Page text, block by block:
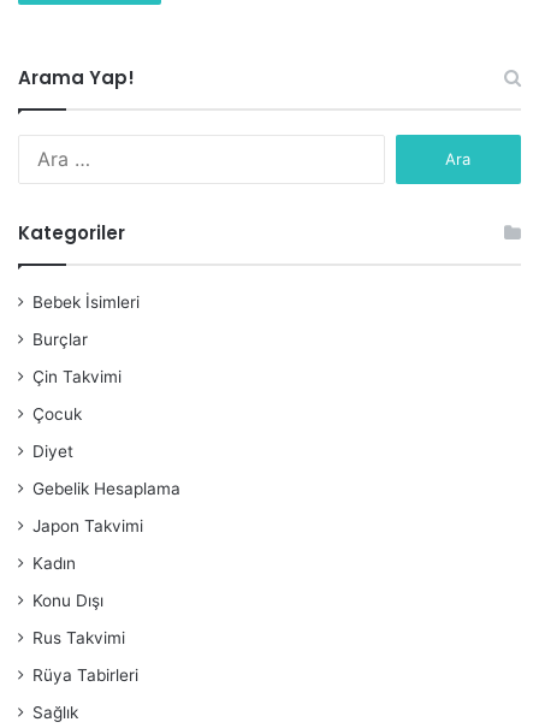
Arama Yap!
Kategoriler
Bebek İsimleri
Burçlar
Çin Takvimi
Çocuk
Diyet
Gebelik Hesaplama
Japon Takvimi
Kadın
Konu Dışı
Rus Takvimi
Rüya Tabirleri
Sağlık